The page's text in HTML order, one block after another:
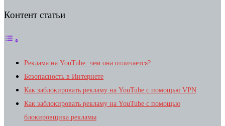
Контент статьи
Реклама на YouTube: чем она отличается?
Безопасность в Интернете
Как заблокировать рекламу на YouTube с помощью VPN
Как заблокировать рекламу на YouTube с помощью
блокировщика рекламы